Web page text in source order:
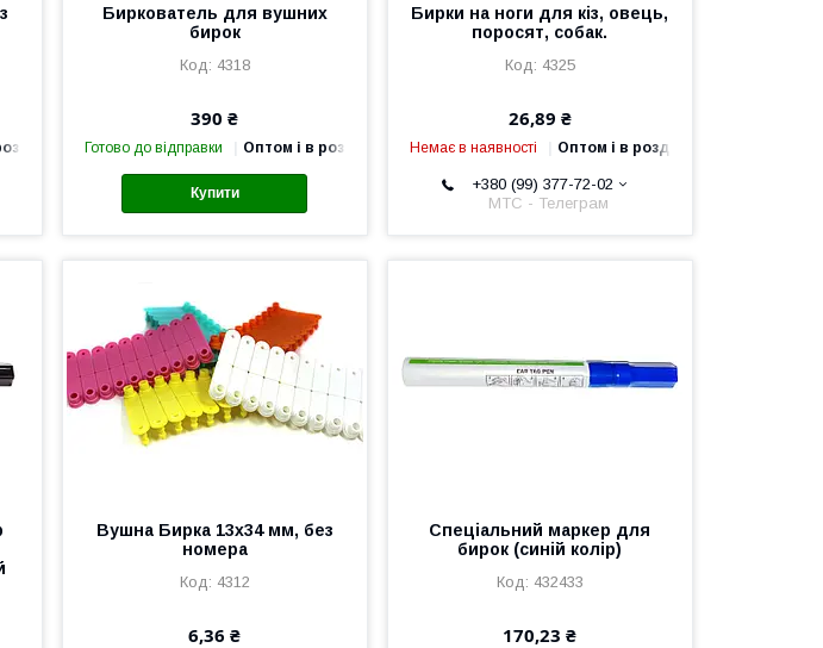
Биркователь для вушних
бирок
4318
390 ₴
Готово до відправки Оптом і в роздріб
Купити
Бирки на ноги для кіз, овець,
поросят, собак.
4325
26,89 ₴
Немає в наявності Оптом і в роздріб
+380 (99) 377-72-02
МТС - Телеграм
Вушна Бирка 13х34 мм, без
номера
4312
6,36 ₴
Спеціальний маркер для
бирок (синій колір)
432433
170,23 ₴